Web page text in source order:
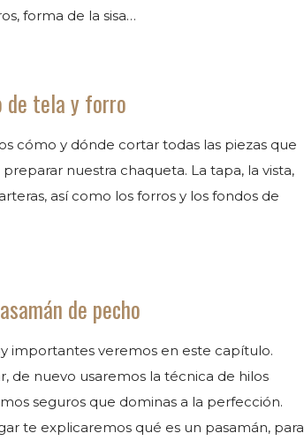
forma de la sisa…
de tela y forro
cómo y dónde cortar todas las piezas que
nuestra chaqueta. La tapa, la vista,
así como los forros y los fondos de
de pecho
importantes veremos en este capítulo.
de nuevo usaremos la técnica de hilos
seguros que dominas a la perfección.
te explicaremos qué es un pasamán, para